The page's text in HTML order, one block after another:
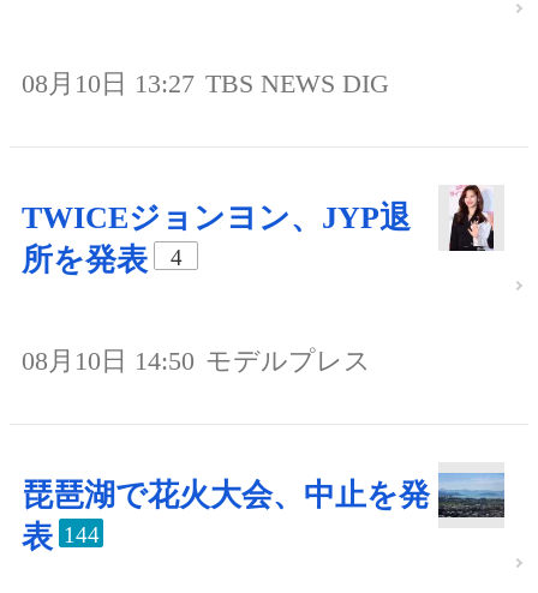
08月10日 13:27 TBS NEWS DIG
TWICEジョンヨン、JYP退
所を発表
4
08月10日 14:50 モデルプレス
琵琶湖で花火大会、中止を発
表 144